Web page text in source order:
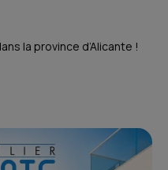
la province d’Alicante !